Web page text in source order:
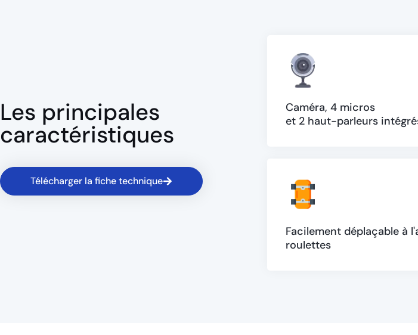
Les principales
caractéristiques
Télécharger la fiche technique
Caméra, 4 micros
et 2 haut-parleurs
Facilement déplaçable à
roulettes